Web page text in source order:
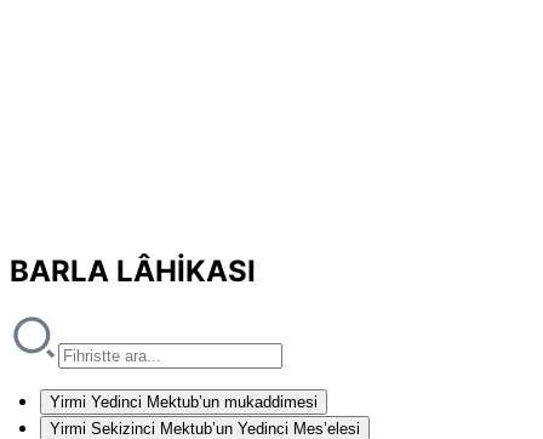
BARLA LÂHİKASI
Yirmi Yedinci Mektub’un mukaddimesi
Yirmi Sekizinci Mektub’un Yedinci Mes’elesi